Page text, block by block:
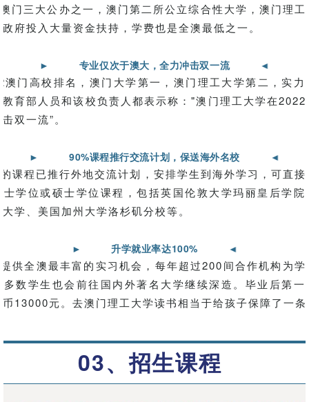
三大公办之一，澳门第二所公立综合性大学，澳门理工
府投入大量资金扶持，学费也是全澳最低之一。
► 专业仅次于澳大，全力冲击双一流 ►
高校排名，澳门大学第一，澳门理工大学第二，实力
育部人员和该校负责人都表示称："澳门理工大学在
双一流”。
► 90%课程推行交流计划，保送海外名校 ►
程已推行外地交流计划，安排学生到海外学习，可直接
士学位或硕士学位课程，包括英国伦敦大学玛丽皇后学院
学、美国加州大学洛杉矶分校等。
► 升学就业率达100% ►
全澳最丰富的实习机会，每年超过200间合作机构为学
多数学生也会前往国内外著名大学继续深造。毕业后第一
13000元。去澳门理工大学读书相当于给孩子保障了一
03、招生课程